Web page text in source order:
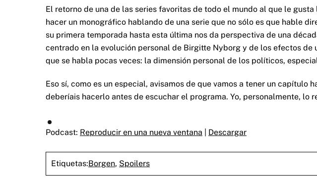
El retorno de una de las series favoritas de todo el mundo al que le
hacer un monográfico hablando de una serie que no sólo es que hable
su primera temporada hasta esta última nos da perspectiva de una
centrado en la evolución personal de Birgitte Nyborg y de los efectos
que se habla pocas veces: la dimensión personal de los políticos,
Eso sí, como es un especial, avisamos de que vamos a tener un
deberíais hacerlo antes de escuchar el programa. Yo, personalmente, lo
Podcast: Reproducir en una nueva ventana Descargar
Etiquetas:Borgen, Spoilers